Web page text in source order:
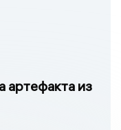
артефакта из